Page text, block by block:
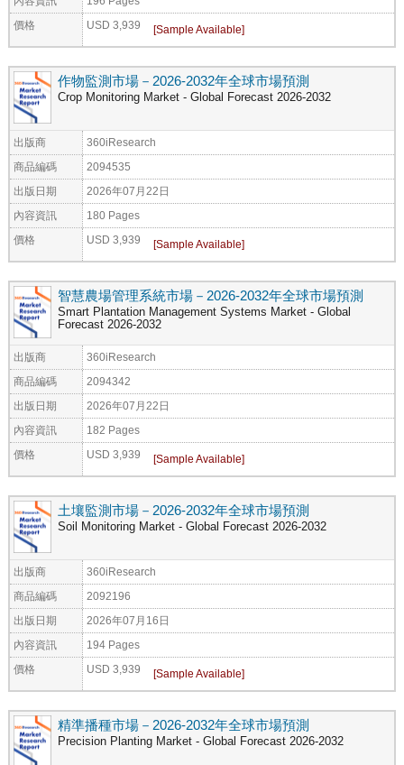
價格 USD 3,939
作物監測市場－2026-2032年全球市場預測
Crop Monitoring Market - Global Forecast 2026-2032
出版商 360iResearch
商品編碼 2094535
出版日期 2026年07月22日
內容資訊 180 Pages
價格 USD 3,939
智慧農場管理系統市場－2026-2032年全球市場預測
Smart Plantation Management Systems Market - Global
Forecast 2026-2032
出版商 360iResearch
商品編碼 2094342
出版日期 2026年07月22日
內容資訊 182 Pages
價格 USD 3,939
土壤監測市場－2026-2032年全球市場預測
Soil Monitoring Market - Global Forecast 2026-2032
出版商 360iResearch
商品編碼 2092196
出版日期 2026年07月16日
內容資訊 194 Pages
價格 USD 3,939
精準播種市場－2026-2032年全球市場預測
Precision Planting Market - Global Forecast 2026-2032